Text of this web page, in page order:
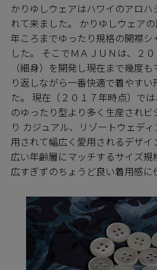
かりゆしウェアはハワイのアロハ
れて来ました。 かりゆしウェア
年ころまでゆったり規格の開襟
した。 そこでＭＡＪＵＮは、２
（細身）を開発し現在まで幾度
り返しながら一番快適で着やす
た。 現在（２０１７年時点）で
のゆったり型より多く生産されビ
り カジュアル、リゾートウェデ
用されて幅広く愛用されるデザイ
広い年齢層にマッチするサイズ規
広すぎずのちょうど良い着用感に